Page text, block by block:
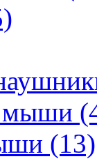
мыши
(13)